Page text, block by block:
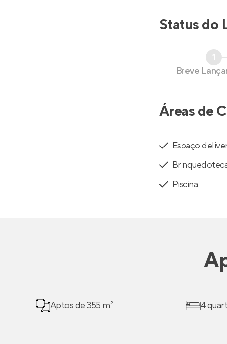
Status do
1
Breve
Áreas de
Espaço
Piscina
Aptos de 355 m² 4